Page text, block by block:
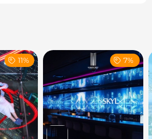
triển lãm theo chủ đề riêng
11% 7%